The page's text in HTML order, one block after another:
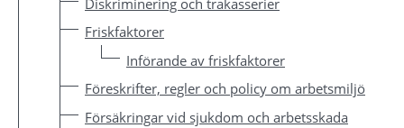
Friskfaktorer
Införande av friskfaktorer
Föreskrifter, regler och policy om arbetsmiljö
Försäkringar vid sjukdom och arbetsskada